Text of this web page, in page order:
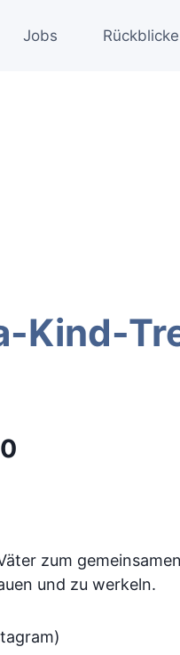
Jobs Rückblicke
Kind-
zum
und zu werkeln.